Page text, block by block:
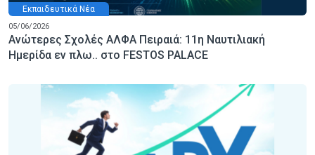
Εκπαιδευτικά Νέα
05/06/2026
Ανώτερες Σχολές ΑΛΦΑ Πειραιά: 11η Ναυτιλιακή
Ημερίδα εν πλω.. στο FESTOS PALACE